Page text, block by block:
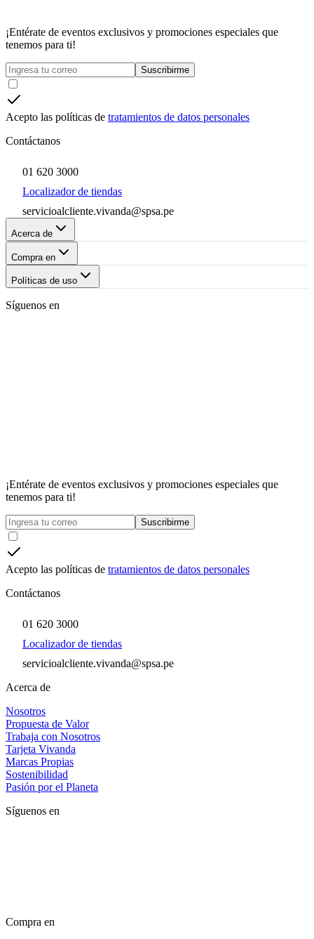
¡Entérate de eventos exclusivos y promociones especiales que
tenemos para ti!
Suscribirme
Acepto las políticas de tratamientos de datos personales
Contáctanos
01 620 3000
Localizador de tiendas
servicioalcliente.vivanda@spsa.pe
Acerca de
Compra en
Políticas de uso
Síguenos en
¡Entérate de eventos exclusivos y promociones especiales que
tenemos para ti!
Suscribirme
Acepto las políticas de tratamientos de datos personales
Contáctanos
01 620 3000
Localizador de tiendas
servicioalcliente.vivanda@spsa.pe
Acerca de
Nosotros
Propuesta de Valor
Trabaja con Nosotros
Tarjeta Vivanda
Marcas Propias
Sostenibilidad
Pasión por el Planeta
Síguenos en
Compra en